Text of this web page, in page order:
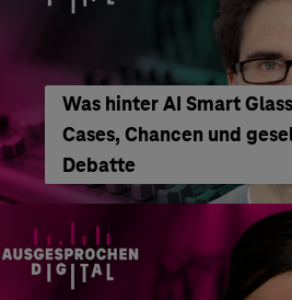
Was hinter AI Smart
Cases, Chancen und
Debatte